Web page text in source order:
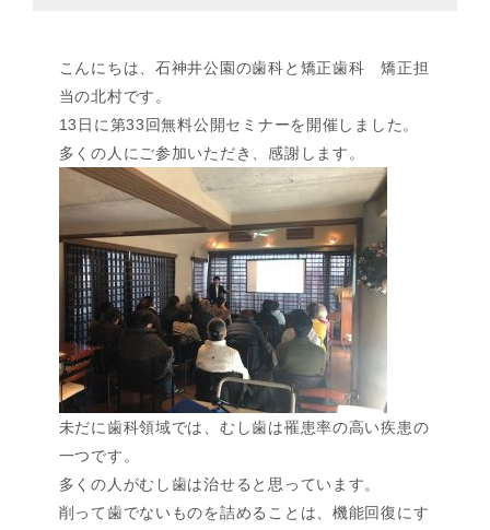
こんにちは、石神井公園の歯科と矯正歯科 矯正担
当の北村です。
13日に第33回無料公開セミナーを開催しました。
多くの人にご参加いただき、感謝します。
未だに歯科領域では、むし歯は罹患率の高い疾患の
一つです。
多くの人がむし歯は治せると思っています。
削って歯でないものを詰めることは、機能回復にす